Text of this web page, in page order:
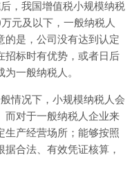
我国增值税小规模纳税
元及以下，一般纳税人
的是，公司没有达到认定
招标时有优势，或者日后
一般纳税人。
况下，小规模纳税人会
而对于一般纳税人企业来
生产经营场所；能够按照
合法、有效凭证核算，